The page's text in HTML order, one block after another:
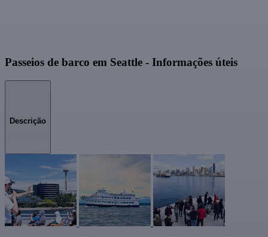
Passeios de barco em Seattle - Informações úteis
Descrição